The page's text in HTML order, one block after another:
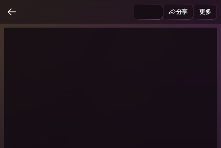
分享 更多